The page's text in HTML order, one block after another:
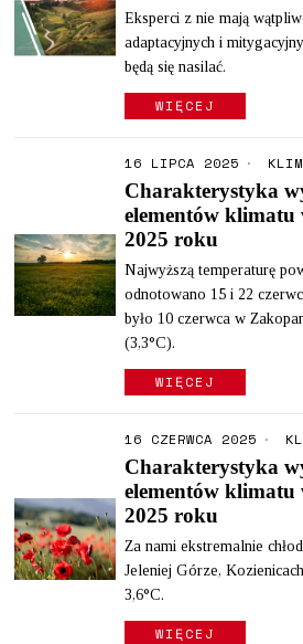
Eksperci z nie mają
adaptacyjnych i
będą się nasilać.
WIĘCEJ
16 LIPCA 2025
Charakterystyka
elementów klimatu
2025 roku
Najwyższą temperaturę
odnotowano 15 i 22
było 10 czerwca w
(3,3°C).
WIĘCEJ
16 CZERWCA 2025
Charakterystyka
elementów klimatu
2025 roku
Za nami ekstremalnie
Jeleniej Górze,
3,6°C.
WIĘCEJ